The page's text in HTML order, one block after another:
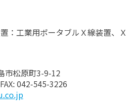
：工業用ポータブルＸ線装置、Ｘ
市松原町3-9-12
042-545-3226